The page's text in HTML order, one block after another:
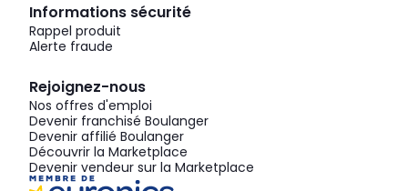
Informations sécurité
Rappel produit
Alerte fraude
Rejoignez-nous
Nos offres d'emploi
Devenir franchisé Boulanger
Devenir affilié Boulanger
Découvrir la Marketplace
Devenir vendeur sur la Marketplace